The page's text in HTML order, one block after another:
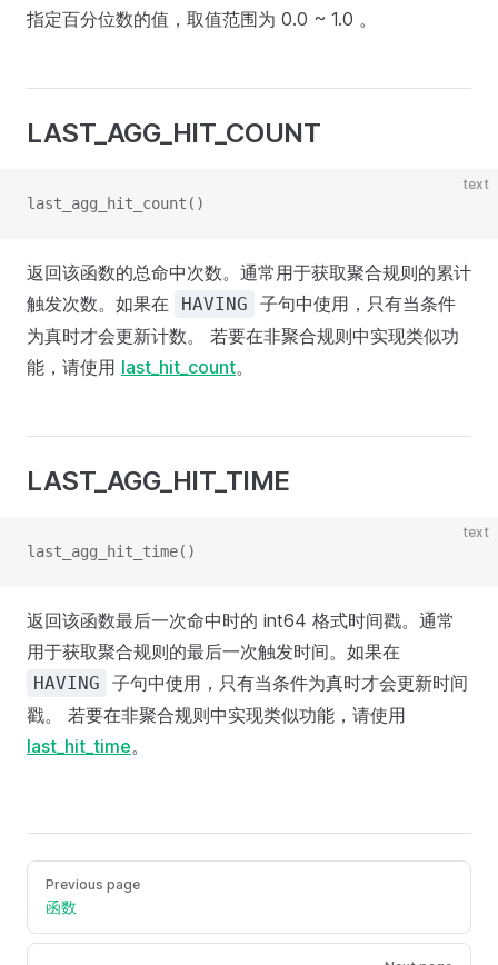
指定百分位数的值，取值范围为 0.0 ~ 1.0 。
LAST_AGG_HIT_COUNT
text
last_agg_hit_count()
返回该函数的总命中次数。通常用于获取聚合规则的累计
触发次数。如果在
HAVING
子句中使用，只有当条件
为真时才会更新计数。 若要在非聚合规则中实现类似功
能，请使用 last_hit_count。
LAST_AGG_HIT_TIME
text
last_agg_hit_time()
返回该函数最后一次命中时的 int64 格式时间戳。通常
用于获取聚合规则的最后一次触发时间。如果在
HAVING
子句中使用，只有当条件为真时才会更新时间
戳。 若要在非聚合规则中实现类似功能，请使用
last_hit_time。
Previous page
函数